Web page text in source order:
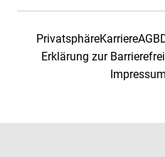
PrivatsphäreKarriereAGB
Erklärung zur
Impressum